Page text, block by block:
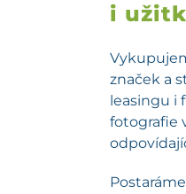
i
značek a
leasingu i
fotografie